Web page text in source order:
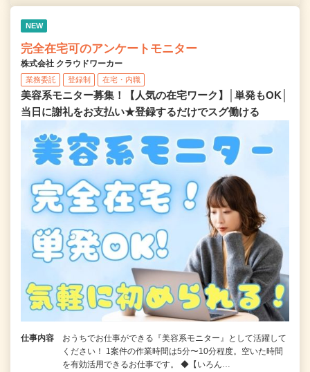
NEW
完全在宅可のアンケートモニター
株式会社 クラウドワーカー
業務委託 登録制 在宅・内職
美容系モニター募集！【人気の在宅ワーク】│単発もOK│
当日に謝礼をお支払い★登録するだけでスグ働ける
仕事内容
おうちでお仕事ができる『美容系モニター』として活躍して
ください！ 1案件の作業時間は5分〜10分程度。空いた時間
を有効活用できるお仕事です。 ◆【いろん…